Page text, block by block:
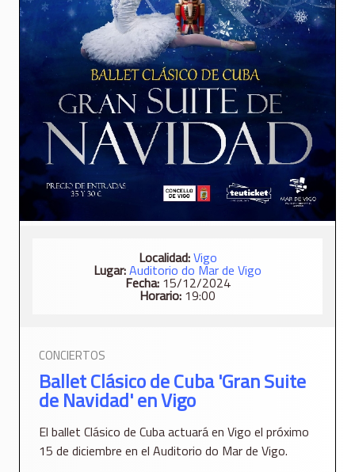
Localidad:Vigo
Lugar:Auditorio do Mar de Vigo
Fecha:15/12/2024
Horario: 19:00
CONCIERTOS
Ballet Clásico de Cuba 'Gran Suite
de Navidad' en Vigo
El ballet Clásico de Cuba actuará en Vigo el próximo
15 de diciembre en el Auditorio do Mar de Vigo.